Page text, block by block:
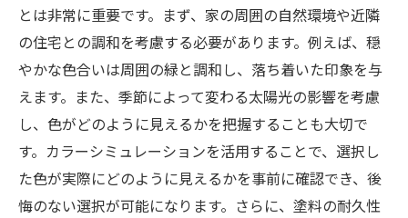
とは非常に重要です。まず、家の周囲の自然環境や近隣
の住宅との調和を考慮する必要があります。例えば、穏
やかな色合いは周囲の緑と調和し、落ち着いた印象を与
えます。また、季節によって変わる太陽光の影響を考慮
し、色がどのように見えるかを把握することも大切で
す。カラーシミュレーションを活用することで、選択し
た色が実際にどのように見えるかを事前に確認でき、後
悔のない選択が可能になります。さらに、塗料の耐久性